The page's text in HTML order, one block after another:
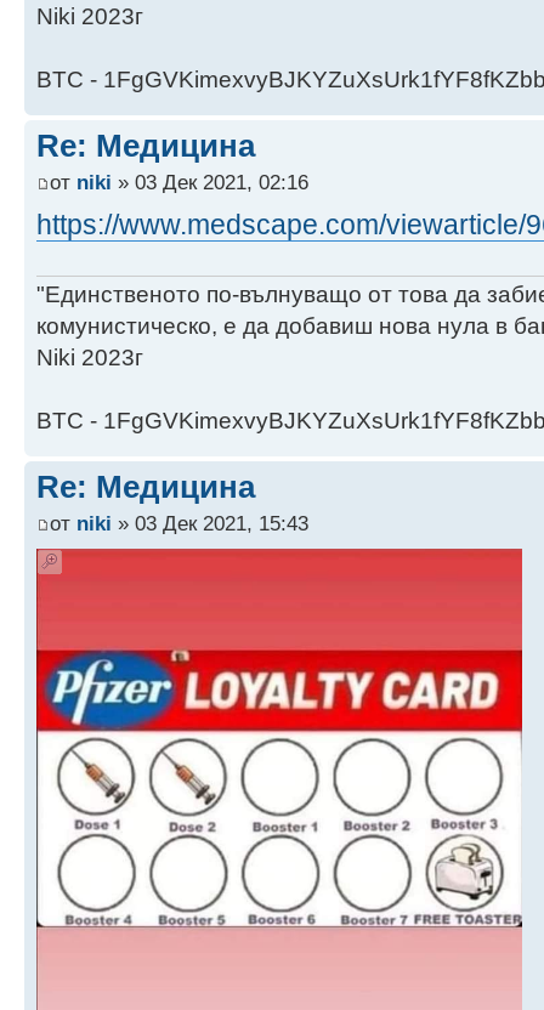
Niki 2023г
BTC -
Re: Медицина
от niki » 03 Дек 2021, 02:16
https://www.medscape.com/viewarticle/
"Единственото по-вълнуващо от това да
комунистическо, е да добавиш нова нула в
Niki 2023г
BTC -
Re: Медицина
от niki » 03 Дек 2021, 15:43